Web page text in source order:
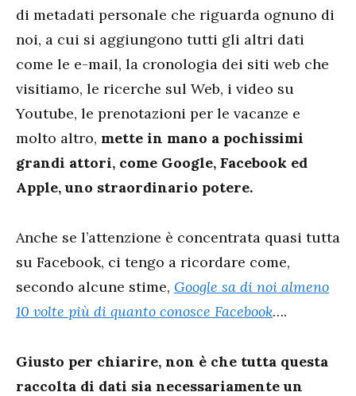
di metadati personale che riguarda ognuno di
noi, a cui si aggiungono tutti gli altri dati
come le e-mail, la cronologia dei siti web che
visitiamo, le ricerche sul Web, i video su
Youtube, le prenotazioni per le vacanze e
molto altro, mette in mano a pochissimi
grandi attori, come Google, Facebook ed
Apple, uno straordinario potere.
Anche se l’attenzione è concentrata quasi tutta
su Facebook, ci tengo a ricordare come,
secondo alcune stime, Google sa di noi almeno
10 volte più di quanto conosce Facebook….
Giusto per chiarire, non è che tutta questa
raccolta di dati sia necessariamente un